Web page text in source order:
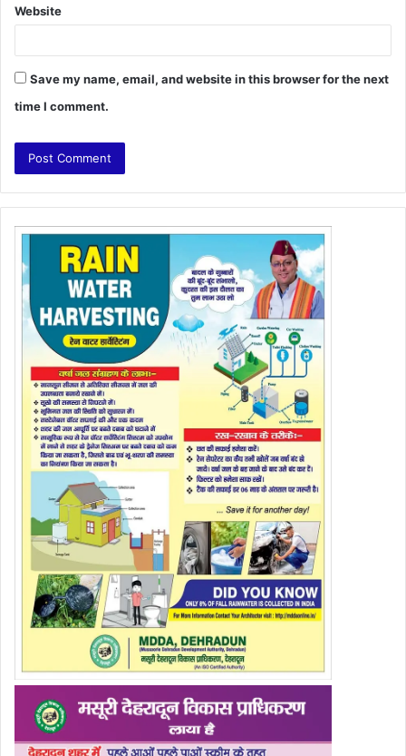
Website
Save my name, email, and website in this browser for the next
time I comment.